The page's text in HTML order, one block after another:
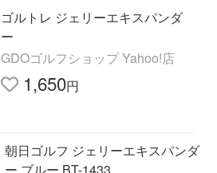
ゴルトレ ジェリーエキスパンダ
ー
GDOゴルフショップ Yahoo!店
1,650円
朝日ゴルフ ジェリーエキスパンダ